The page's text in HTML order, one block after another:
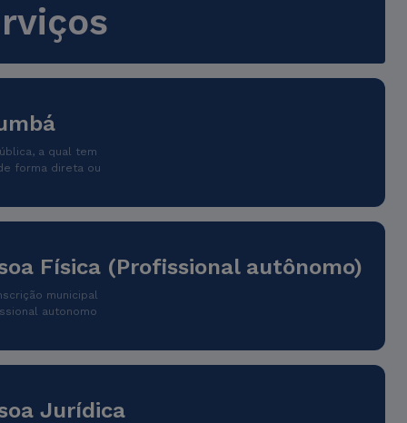
a qual tem
forma direta ou
Física (Profissional autônomo)
municipal
autonomo
Jurídica